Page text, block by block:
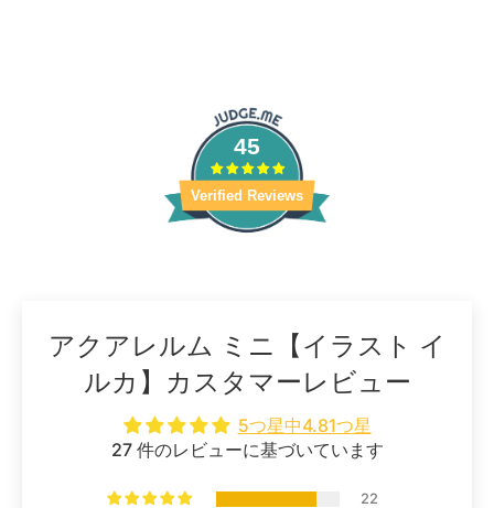
45
Verified Reviews
アクアレルム ミニ【イラスト イ
ルカ】カスタマーレビュー
5つ星中4.81つ星
27 件のレビューに基づいています
22